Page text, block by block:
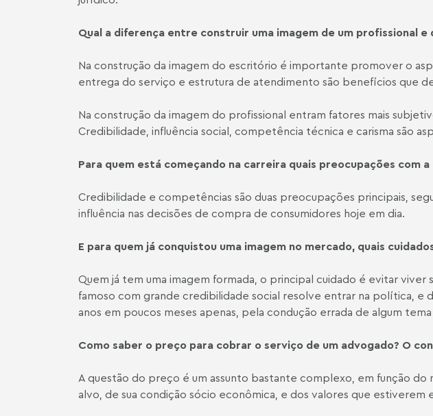
Qual a diferença entre construir uma imagem de um profissional e
Na construção da imagem do escritório é importante promover o
entrega do serviço e estrutura de atendimento são benefícios que
Na construção da imagem do profissional entram fatores mais
Credibilidade, influência social, competência técnica e carisma são
Para quem está começando na carreira quais preocupações com a
Credibilidade e competências são duas preocupações principais,
influência nas decisões de compra de consumidores hoje em dia.
E para quem já conquistou uma imagem no mercado, quais
Quem já tem uma imagem formada, o principal cuidado é evitar
famoso com grande credibilidade social resolve entrar na política,
anos em poucos meses apenas, pela condução errada de algum
Como saber o preço para cobrar o serviço de um advogado? O
A questão do preço é um assunto bastante complexo, em função
alvo, de sua condição sócio econômica, e dos valores que